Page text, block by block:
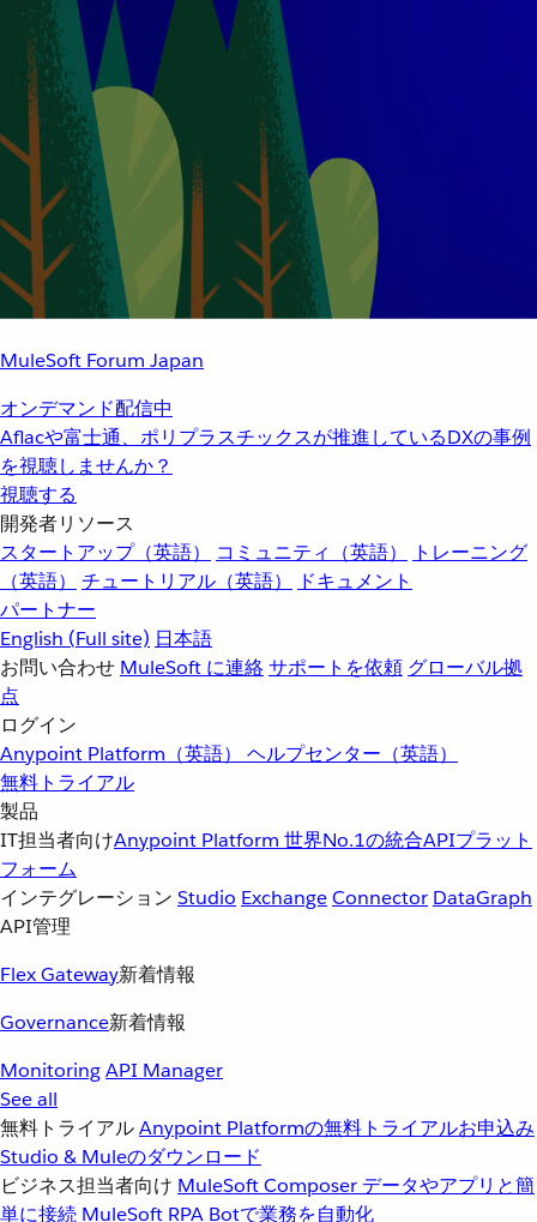
MuleSoft Forum Japan
オンデマンド配信中
Aflacや富士通、ポリプラスチックスが推進しているDXの事例
を視聴しませんか？
視聴する
開発者リソース
スタートアップ（英語）
コミュニティ（英語）
トレーニング
（英語）
チュートリアル（英語）
ドキュメント
パートナー
English (Full site) 日本語
お問い合わせ MuleSoft に連絡サポートを依頼 グローバル拠
点
ログイン
Anypoint Platform（英語） ヘルプセンター（英語）
無料トライアル
製品
IT担当者向けAnypoint Platform 世界No.1の統合APIプラット
フォーム
インテグレーション Studio ExchangeConnector DataGraph
API管理
Flex Gateway新着情報
Governance新着情報
MonitoringAPI Manager
See all
無料トライアルAnypoint Platformの無料トライアルお申込み
Studio & Muleのダウンロード
ビジネス担当者向け MuleSoft Composer データやアプリと簡
単に接続 MuleSoft RPA Botで業務を自動化